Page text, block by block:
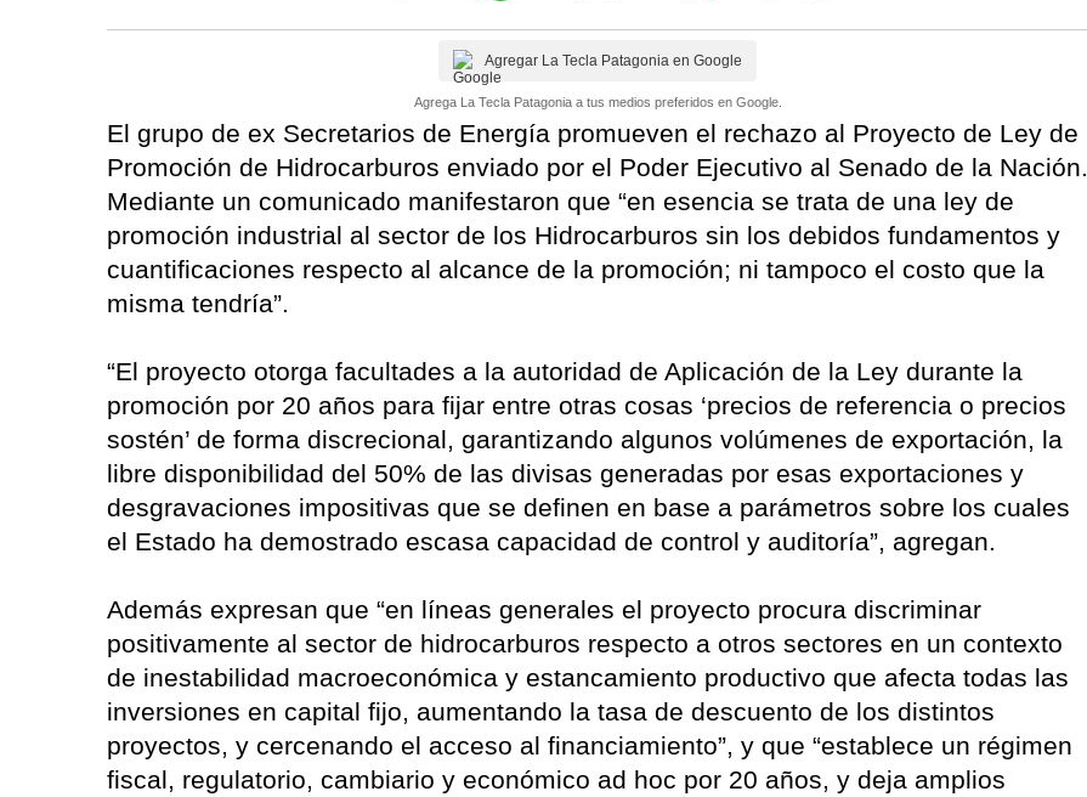
Agregar La Tecla Patagonia en Google
Agrega La Tecla Patagonia a tus medios preferidos en Google.
El grupo de ex Secretarios de Energía promueven el rechazo al Proyecto de Ley de
Promoción de Hidrocarburos enviado por el Poder Ejecutivo al Senado de la Nación.
Mediante un comunicado manifestaron que “en esencia se trata de una ley de
promoción industrial al sector de los Hidrocarburos sin los debidos fundamentos y
cuantificaciones respecto al alcance de la promoción; ni tampoco el costo que la
misma tendría”.
“El proyecto otorga facultades a la autoridad de Aplicación de la Ley durante la
promoción por 20 años para fijar entre otras cosas ‘precios de referencia o precios
sostén’ de forma discrecional, garantizando algunos volúmenes de exportación, la
libre disponibilidad del 50% de las divisas generadas por esas exportaciones y
desgravaciones impositivas que se definen en base a parámetros sobre los cuales
el Estado ha demostrado escasa capacidad de control y auditoría”, agregan.
Además expresan que “en líneas generales el proyecto procura discriminar
positivamente al sector de hidrocarburos respecto a otros sectores en un contexto
de inestabilidad macroeconómica y estancamiento productivo que afecta todas las
inversiones en capital fijo, aumentando la tasa de descuento de los distintos
proyectos, y cercenando el acceso al financiamiento”, y que “establece un régimen
fiscal, regulatorio, cambiario y económico ad hoc por 20 años, y deja amplios